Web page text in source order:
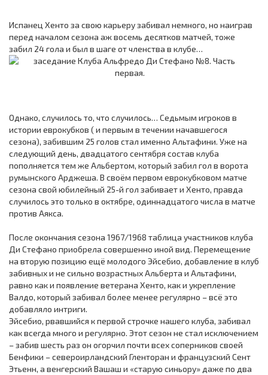
Испанец Хенто за свою карьеру забивал немного, но наиграв
перед началом сезона аж восемь десятков матчей, тоже
забил 24 гола и был в шаге от членства в клубе…
Однако, случилось то, что случилось… Седьмым игроков в
истории еврокубков ( и первым в течении начавшегося
сезона), забившим 25 голов стал именно Альтафини. Уже на
следующий день, двадцатого сентября состав клуба
пополняется тем же Альбертом, который забил гол в ворота
румынского Арджеша. В своём первом еврокубковом матче
сезона свой юбилейный 25-й гол забивает и Хенто, правда
случилось это только в октябре, одиннадцатого числа в матче
против Аякса.
После окончания сезона 1967/1968 таблица участников клуба
Ди Стефано приобрела совершенно иной вид. Перемещение
на вторую позицию ещё молодого Эйсебио, добавление в клуб
забивных и не сильно возрастных Альберта и Альтафини,
равно как и появление ветерана Хенто, как и укрепление
Валдо, который забивал более менее регулярно – всё это
добавляло интриги.
Эйсебио, рвавшийся к первой строчке нашего клуба, забивал
как всегда много и регулярно. Этот сезон не стал исключением
– забив шесть раз он огорчил почти всех соперников своей
Бенфики – североирландский Гленторан и французский Сент
Этьенн, а венгерский Вашаш и «старую синьору» даже по два